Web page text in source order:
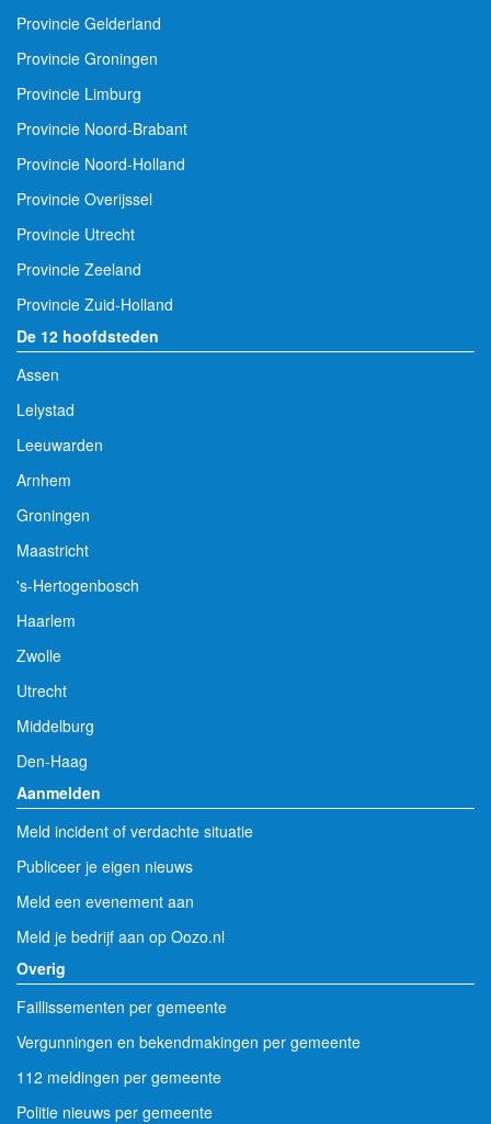
Provincie Gelderland
Provincie Groningen
Provincie Limburg
Provincie Noord-Brabant
Provincie Noord-Holland
Provincie Overijssel
Provincie Utrecht
Provincie Zeeland
Provincie Zuid-Holland
De 12 hoofdsteden
Assen
Lelystad
Leeuwarden
Arnhem
Groningen
Maastricht
's-Hertogenbosch
Haarlem
Zwolle
Utrecht
Middelburg
Den-Haag
Aanmelden
Meld incident of verdachte situatie
Publiceer je eigen nieuws
Meld een evenement aan
Meld je bedrijf aan op Oozo.nl
Overig
Faillissementen per gemeente
Vergunningen en bekendmakingen per gemeente
112 meldingen per gemeente
Politie nieuws per gemeente